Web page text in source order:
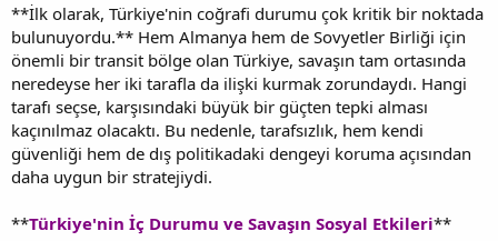
**İlk olarak, Türkiye'nin coğrafi durumu çok kritik bir noktada
bulunuyordu.** Hem Almanya hem de Sovyetler Birliği için
önemli bir transit bölge olan Türkiye, savaşın tam ortasında
neredeyse her iki tarafla da ilişki kurmak zorundaydı. Hangi
tarafı seçse, karşısındaki büyük bir güçten tepki alması
kaçınılmaz olacaktı. Bu nedenle, tarafsızlık, hem kendi
güvenliği hem de dış politikadaki dengeyi koruma açısından
daha uygun bir stratejiydi.
**Türkiye'nin İç Durumu ve Savaşın Sosyal Etkileri**